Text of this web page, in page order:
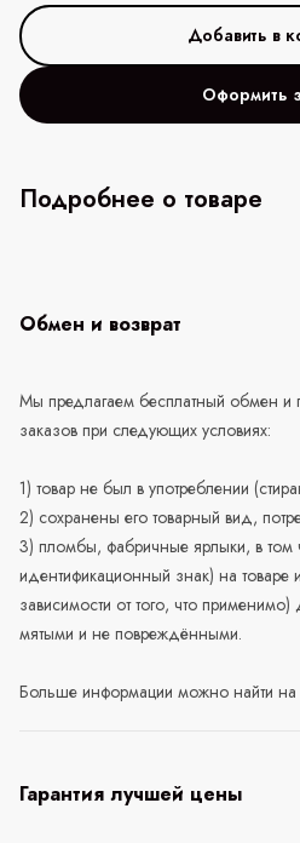
Оформить
Подробнее о товаре
Обмен и возврат
Мы предлагаем бесплатный обмен и
заказов при следующих условиях:
1) товар не был в употреблении
2) сохранены его товарный вид,
3) пломбы, фабричные ярлыки, в том
идентификационный знак) на товаре
зависимости от того, что
мятыми и не повреждёнными.
Больше информации можно найти на
Гарантия лучшей цены